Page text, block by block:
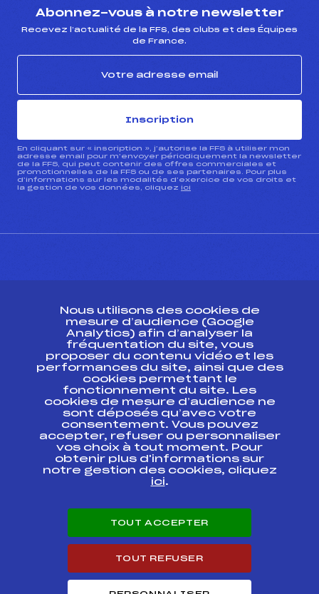
Abonnez-vous à notre newsletter
Recevez l’actualité de la FFS, des clubs et des Équipes
de France.
Inscription
En cliquant sur « inscription », j’autorise la FFS à utiliser mon
adresse email pour m’envoyer périodiquement la newsletter
de la FFS, qui peut contenir des offres commerciales et
promotionnelles de la FFS ou de ses partenaires. Pour plus
d’informations sur les modalités d’exercice de vos droits et
la gestion de vos données, cliquez ici
Ressources
Pass’Neige
Projet sportif fédéral
Projet de performance fédéral
Antidopage
Pôle Développement, Formation, Suivi
Scientifique
Listes ministérielles
Pôle vie de l’athlète
Enseignement professionnel
Carrières
Nous utilisons des cookies de
mesure d’audience (Google
Analytics) afin d’analyser la
fréquentation du site, vous
proposer du contenu vidéo et les
performances du site, ainsi que des
cookies permettant le
fonctionnement du site. Les
cookies de mesure d’audience ne
sont déposés qu’avec votre
consentement. Vous pouvez
accepter, refuser ou personnaliser
vos choix à tout moment. Pour
obtenir plus d'informations sur
notre gestion des cookies, cliquez
ici.
TOUT ACCEPTER
TOUT REFUSER